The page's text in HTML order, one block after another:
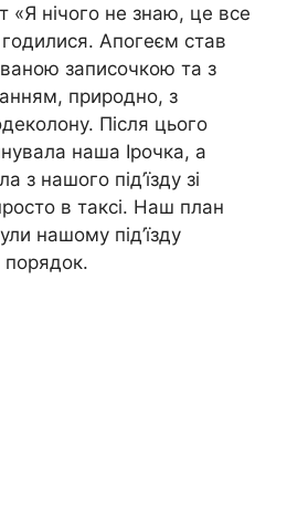
«Я нічого не знаю, це все
Апогеєм став
записочкою та з
природно, з
Після цього
наша Ірочка, а
з нашого під’їзду зі
в таксі. Наш план
нашому під’їзду
порядок.